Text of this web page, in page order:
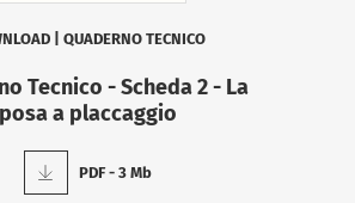
QUADERNO TECNICO
Tecnico - Scheda 2 - La
posa a placcaggio
PDF - 3 Mb